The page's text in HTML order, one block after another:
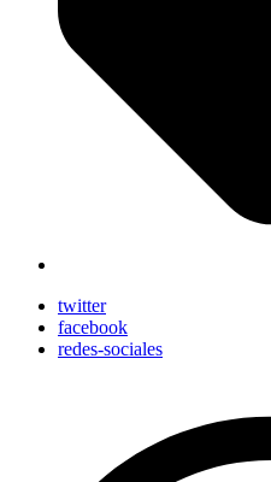
twitter
facebook
redes-sociales